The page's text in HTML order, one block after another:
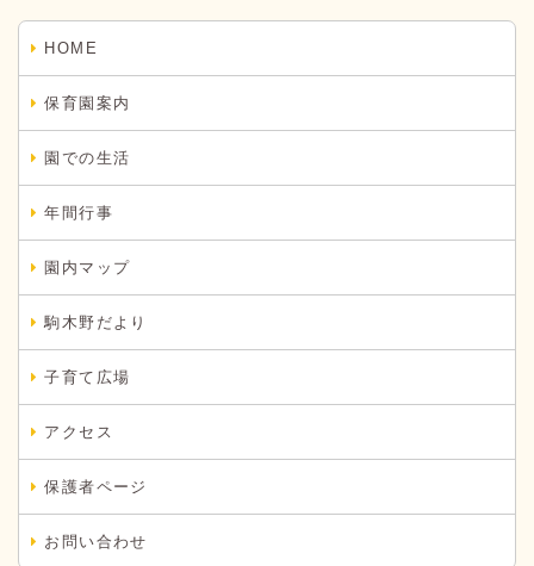
HOME
保育園案内
園での生活
年間行事
園内マップ
駒木野だより
子育て広場
アクセス
保護者ページ
お問い合わせ